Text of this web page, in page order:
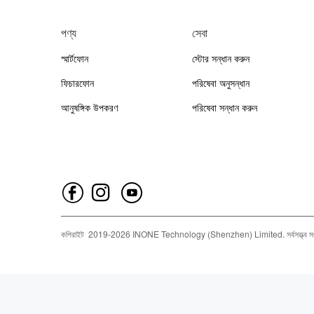
পণ্য
স্মার্টফোন
ফিচারফোন
আনুষঙ্গিক উপকরণ
সেবা
স্টোর সন্ধান করুন
পরিষেবা অনুসন্ধান
পরিষেবা সন্ধান করুন
কপিরাইট 2019-2026 INONE Technology (Shenzhen) Limited. সর্বসত্ত্ব